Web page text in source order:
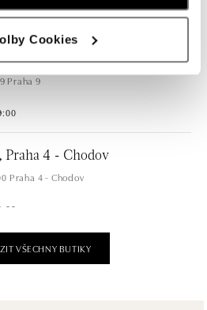
Cookies
most, Praha 9
Praha 9
4 - Chodov
Praha 4 - Chodov
Bratislava
VŠECHNY BUTIKY